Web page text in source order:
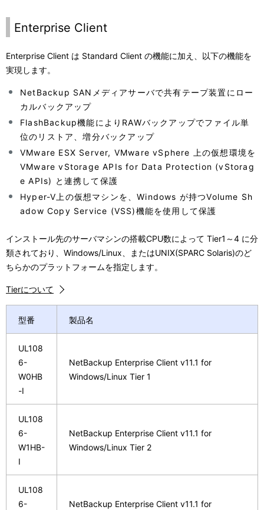
Enterprise Client
Enterprise Client は Standard Client の機能に加え、以下の機能を
実現します。
NetBackup SANメディアサーバで共有テープ装置にロー
カルバックアップ
FlashBackup機能によりRAWバックアップでファイル単
位のリストア、増分バックアップ
VMware ESX Server, VMware vSphere 上の仮想環境を
VMware vStorage APIs for Data Protection (vStorag
e APIs) と連携して保護
Hyper-V上の仮想マシンを、Windows が持つVolume Sh
adow Copy Service (VSS)機能を使用して保護
インストール先のサーバマシンの搭載CPU数によって Tier1～4 に分
類されており、Windows/Linux、またはUNIX(SPARC Solaris)のど
ちらかのプラットフォームを指定します。
Tierについて
型番 製品名
UL108
6-
W0HB
-I
NetBackup Enterprise Client v11.1 for
Windows/Linux Tier 1
UL108
6-
W1HB-
I
NetBackup Enterprise Client v11.1 for
Windows/Linux Tier 2
UL108
6-
NetBackup Enterprise Client v11.1 for